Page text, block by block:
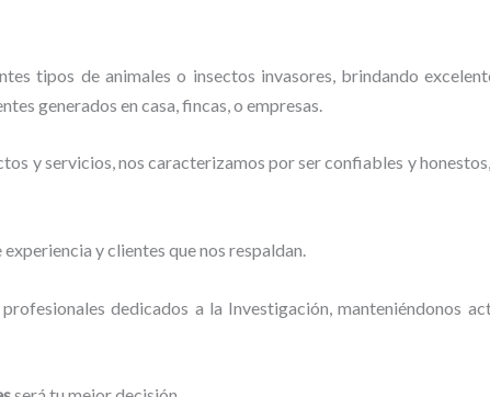
tipos de animales o insectos invasores, brindando
generados en casa, fincas, o empresas.
y servicios, nos caracterizamos por ser confiables y
y clientes que nos respaldan.
dedicados a la Investigación, manteniéndonos